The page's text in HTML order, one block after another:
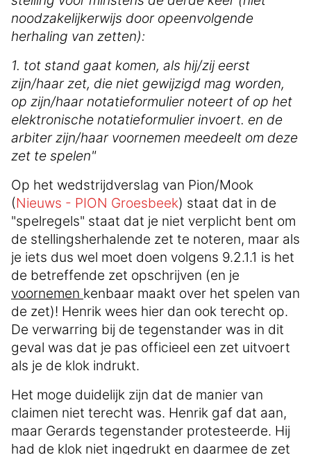
noodzakelijkerwijs door opeenvolgende
herhaling van zetten):
1. tot stand gaat komen, als hij/zij eerst
zijn/haar zet, die niet gewijzigd mag worden,
op zijn/haar notatieformulier noteert of op het
elektronische notatieformulier invoert. en de
arbiter zijn/haar voornemen meedeelt om deze
zet te spelen"
Op het wedstrijdverslag van Pion/Mook
(Nieuws - PION Groesbeek) staat dat in de
"spelregels" staat dat je niet verplicht bent om
de stellingsherhalende zet te noteren, maar als
je iets dus wel moet doen volgens 9.2.1.1 is het
de betreffende zet opschrijven (en je
voornemen kenbaar maakt over het spelen van
de zet)! Henrik wees hier dan ook terecht op.
De verwarring bij de tegenstander was in dit
geval was dat je pas officieel een zet uitvoert
als je de klok indrukt.
Het moge duidelijk zijn dat de manier van
claimen niet terecht was. Henrik gaf dat aan,
maar Gerards tegenstander protesteerde. Hij
had de klok niet ingedrukt en daarmee de zet